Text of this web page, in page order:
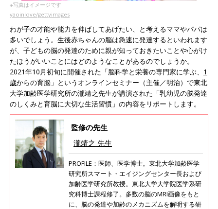
※写真はイメージです
yaoinlove/gettyimages
わが子の才能や能力を伸ばしてあげたい、と考えるママやパパは
多いでしょう。生後赤ちゃんの脳は急速に発達するといわれます
が、子どもの脳の発達のために親が知っておきたいことや心がけ
たほうがいいことにはどのようなことがあるのでしょうか。
2021年10月初旬に開催された「脳科学と栄養の専門家に学ぶ、 1
歳からの育脳」というオンラインセミナー（主催／明治）で東北
大学加齢医学研究所の瀧靖之先生が講演された「乳幼児の脳発達
のしくみと育脳に大切な生活習慣」の内容をリポートします。
監修の先生
瀧靖之 先生
PROFILE：医師、医学博士。東北大学加齢医学
研究所スマート・エイジングセンター長および
加齢医学研究所教授。東北大学大学院医学系研
究科博士課程修了。多数の脳のMRI画像をもと
に、脳の発達や加齢のメカニズムを解明する研